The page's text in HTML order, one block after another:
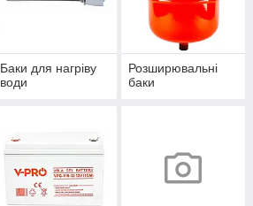
Баки для нагріву
води
Розширювальні
баки